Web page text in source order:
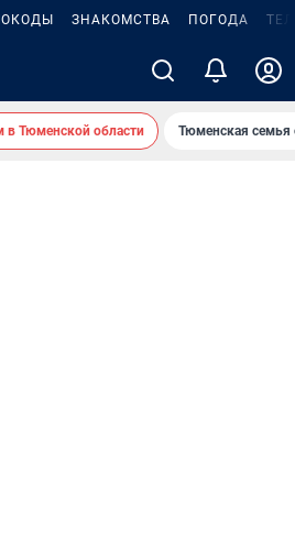
ЗНАКОМСТВА ПОГОДА
в Тюменской области Тюменская семья